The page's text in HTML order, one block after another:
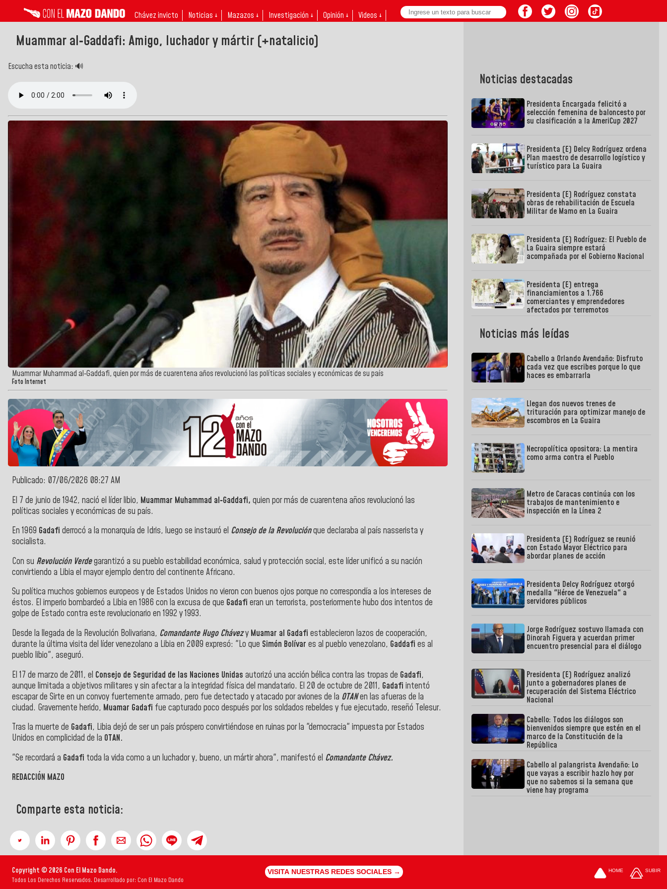
Chávez invicto Noticias ↓ Mazazos ↓ Investigación ↓ Opinión ↓ Videos ↓
Muammar al‑Gaddafi: Amigo, luchador y mártir (+natalicio)
Escucha esta noticia: 🔊
Muammar Muhammad al‑Gaddafi, quien por más de cuarentena años revolucionó las políticas sociales y económicas de su país
Foto Internet
Publicado: 07/06/2026 08:27 AM
El 7 de junio de 1942, nació el líder libio, Muammar Muhammad al‑Gaddafi, quien por más de cuarentena años revolucionó las
políticas sociales y económicas de su país.
En 1969 Gadafi derrocó a la monarquía de Idris, luego se instauró el Consejo de la Revoluciónque declaraba al país nasserista y
socialista.
Con su Revolución Verdegarantizó a su pueblo estabilidad económica, salud y protección social, este líder unificó a su nación
convirtiendo a Libia el mayor ejemplo dentro del continente Africano.
Su política muchos gobiernos europeos y de Estados Unidos no vieron con buenos ojos porque no correspondía a los intereses de
éstos. El imperio bombardeó a Libia en 1986 con la excusa de que Gadafi eran un terrorista, posteriormente hubo dos intentos de
golpe de Estado contra este revolucionario en 1992 y 1993.
Desde la llegada de la Revolución Bolivariana, Comandante Hugo Chávezy Muamar al Gadafi establecieron lazos de cooperación,
durante la última visita del líder venezolano a Libia en 2009 expresó: "Lo que Simón Bolívar es al pueblo venezolano, Gaddafi es al
pueblo libio", aseguró.
El 17 de marzo de 2011, el Consejo de Seguridad de las Naciones Unidas autorizó una acción bélica contra las tropas de Gadafi,
aunque limitada a objetivos militares y sin afectar a la integridad física del mandatario. El 20 de octubre de 2011, Gadafi intentó
escapar de Sirte en un convoy fuertemente armado, pero fue detectado y atacado por aviones de la OTANen las afueras de la
ciudad. Gravemente herido, Muamar Gadafi fue capturado poco después por los soldados rebeldes y fue ejecutado, reseñó Telesur.
Tras la muerte de Gadafi, Libia dejó de ser un país próspero convirtiéndose en ruinas por la "democracia" impuesta por Estados
Unidos en complicidad de la OTAN.
"Se recordará a Gadafi toda la vida como a un luchador y, bueno, un mártir ahora", manifestó el Comandante Chávez.
REDACCIÓN MAZO
Comparte esta noticia:
Noticias destacadas
Presidenta Encargada felicitó a
selección femenina de baloncesto por
su clasificación a la AmeriCup 2027
Presidenta (E) Delcy Rodríguez ordena
Plan maestro de desarrollo logístico y
turístico para La Guaira
Presidenta (E) Rodríguez constata
obras de rehabilitación de Escuela
Militar de Mamo en La Guaira
Presidenta (E) Rodríguez: El Pueblo de
La Guaira siempre estará
acompañada por el Gobierno Nacional
Presidenta (E) entrega
financiamientos a 1.766
comerciantes y emprendedores
afectados por terremotos
Noticias más leídas
Cabello a Orlando Avendaño: Disfruto
cada vez que escribes porque lo que
haces es embarrarla
Llegan dos nuevos trenes de
trituración para optimizar manejo de
escombros en La Guaira
Necropolítica opositora: La mentira
como arma contra el Pueblo
Metro de Caracas continúa con los
trabajos de mantenimiento e
inspección en la Línea 2
Presidenta (E) Rodríguez se reunió
con Estado Mayor Eléctrico para
abordar planes de acción
Presidenta Delcy Rodríguez otorgó
medalla "Héroe de Venezuela" a
servidores públicos
Jorge Rodríguez sostuvo llamada con
Dinorah Figuera y acuerdan primer
encuentro presencial para el diálogo
Presidenta (E) Rodríguez analizó
junto a gobernadores planes de
recuperación del Sistema Eléctrico
Nacional
Cabello: Todos los diálogos son
bienvenidos siempre que estén en el
marco de la Constitución de la
República
Cabello al palangrista Avendaño: Lo
que vayas a escribir hazlo hoy por
que no sabemos si la semana que
viene hay programa
Copyright © 2026 Con El Mazo Dando.
Todos Los Derechos Reservados. Desarrollado por: Con El Mazo Dando
VISITA NUESTRAS REDES SOCIALES → HOME SUBIR